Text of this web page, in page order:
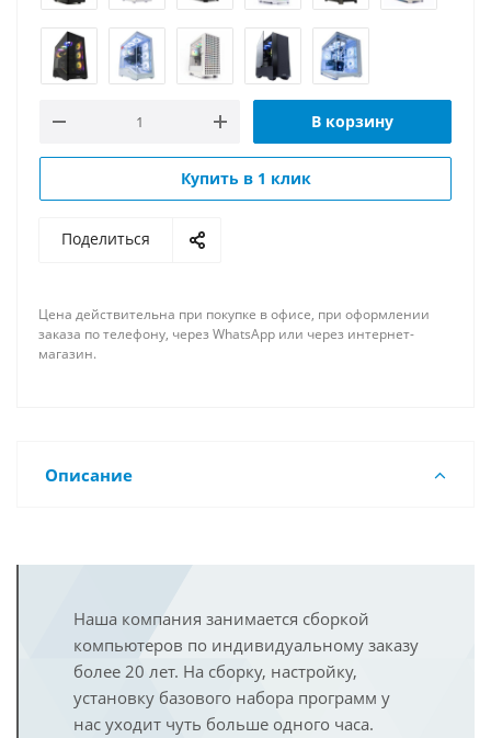
В корзину
Купить в 1 клик
Поделиться
Цена действительна при покупке в офисе, при оформлении
заказа по телефону, через WhatsApp или через интернет-
магазин.
Описание
Наша компания занимается сборкой
компьютеров по индивидуальному заказу
более 20 лет. На сборку, настройку,
установку базового набора программ у
нас уходит чуть больше одного часа.